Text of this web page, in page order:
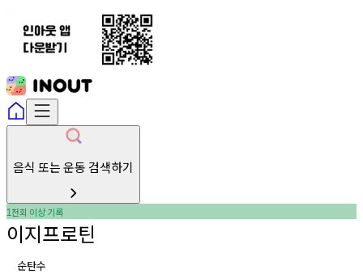
음식 또는 운동 검색하기
1천회 이상기록
이지프로틴
순탄수